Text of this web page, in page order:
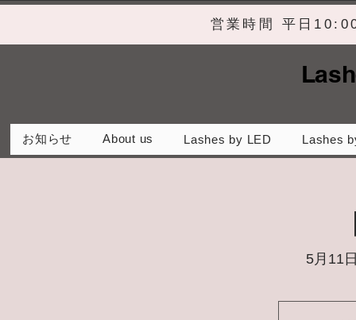
営業時間 平日
お知らせ About us Lashes by LED Lashes
5月11